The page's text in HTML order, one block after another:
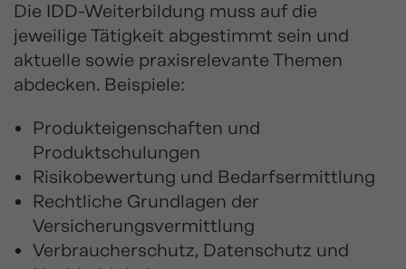
Die IDD-Weiterbildung muss auf die
jeweilige Tätigkeit abgestimmt sein und
aktuelle sowie praxisrelevante Themen
abdecken. Beispiele:
Produkteigenschaften und
Produktschulungen
Risikobewertung und Bedarfsermittlung
Rechtliche Grundlagen der
Versicherungsvermittlung
Verbraucherschutz, Datenschutz und